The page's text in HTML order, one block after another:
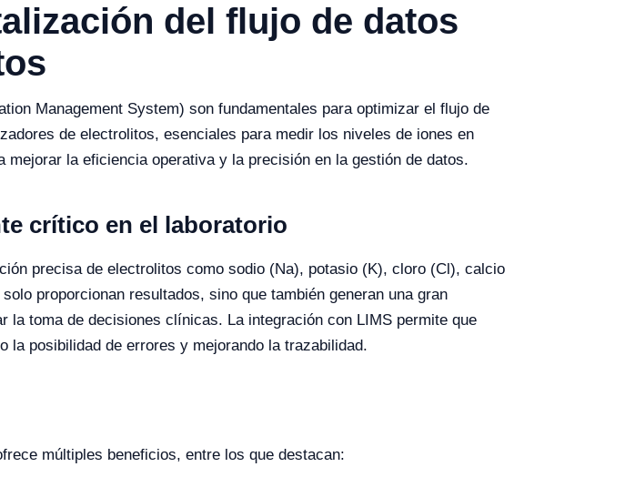
del flujo de datos
Management System) son fundamentales para optimizar el flujo de
de electrolitos, esenciales para medir los niveles de iones en
la eficiencia operativa y la precisión en la gestión de datos.
crítico en el laboratorio
precisa de electrolitos como sodio (Na), potasio (K), cloro (Cl), calcio
proporcionan resultados, sino que también generan una gran
la toma de decisiones clínicas. La integración con LIMS permite que
posibilidad de errores y mejorando la trazabilidad.
múltiples beneficios, entre los que destacan: